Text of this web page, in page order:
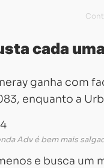
cada
ganha com
enquanto a
Adv é bem mais
e busca